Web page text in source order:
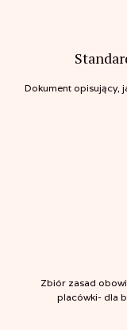
Dokument opisujący,
Zbiór zasad
placówki- dla